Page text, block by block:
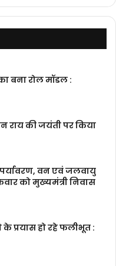
बना रोल मॉडल :
राय की जयंती पर किया
पर्यावरण, वन एवं जलवायु
को मुख्यमंत्री निवास
प्रयास हो रहे फलीभूत :